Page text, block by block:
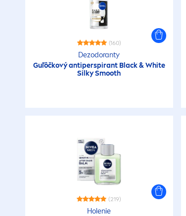
(160)
Dezodoranty
Guľôčkový antiperspirant Black&White
Silky Smooth
(219)
Holenie